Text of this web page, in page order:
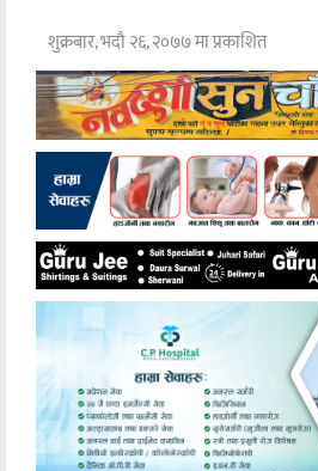
शुक्रबार, भदौ २६, २०७७ मा प्रकाशित